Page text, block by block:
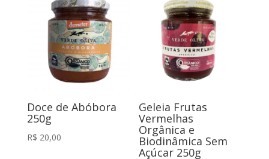
Doce de Abóbora
250g
R$ 20,00
Geleia Frutas
Vermelhas
Orgânica e
Biodinâmica Sem
Açúcar 250g